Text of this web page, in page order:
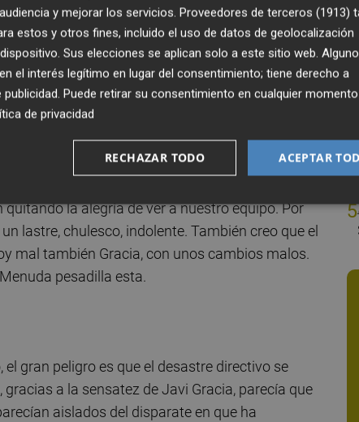
1
2
4
5
lo del partido del Betis es la norma. El señor Lim
en todo. Mereció el Valencia una derrota
No hay línea del equipo que no necesite una
de nada y eso hace el equipo: sobrevivir
y terrible alambre que nos han dejado
la alegría de ver a nuestro equipo. Por
lastre, chulesco, indolente. También creo que el
mal también Gracia, con unos cambios malos.
pesadilla esta.
gran peligro es que el desastre directivo se
a la sensatez de Javi Gracia, parecía que
aislados del disparate en que ha
y mejorar los servicios. Proveedores de terceros (1913)
estos y otros fines, incluido el uso de datos de geolocalización
Sus elecciones se aplican solo a este sitio web.
el interés legítimo en lugar del consentimiento; tiene derecho a
publicidad. Puede retirar su consentimiento en cualquier
de privacidad
ACEPTAR
RECHAZAR TODO